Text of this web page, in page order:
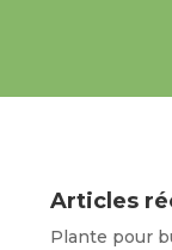
Articles
Plante pour